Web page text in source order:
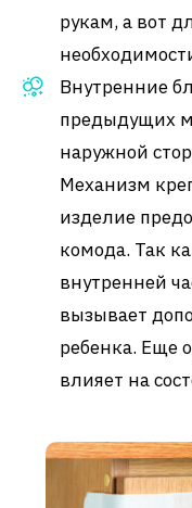
рукам, а вот
Внутренние
предыдущих
наружной
Механизм
изделие
комода. Так
внутренней
вызывает
ребенка. Еще
влияет на